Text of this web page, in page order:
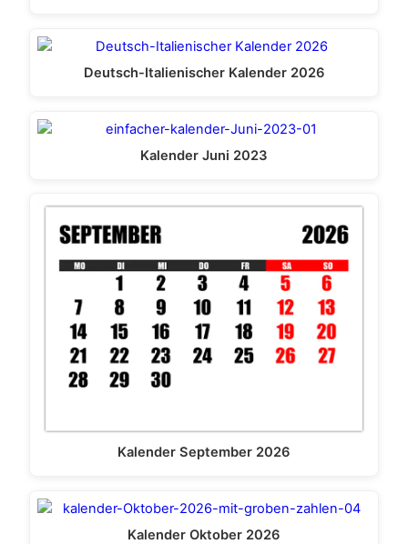
Deutsch-Italienischer Kalender 2026
Kalender Juni 2023
Kalender September 2026
Kalender Oktober 2026